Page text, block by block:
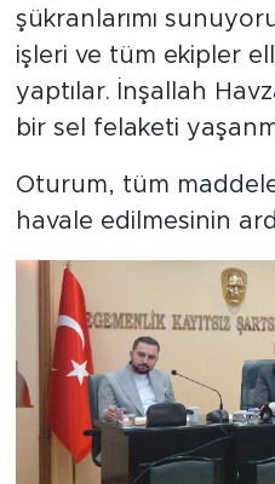
şükranlarımı
işleri ve tüm ekipler
yaptılar. İnşallah
bir sel felaketi
Oturum, tüm
havale edilmesinin